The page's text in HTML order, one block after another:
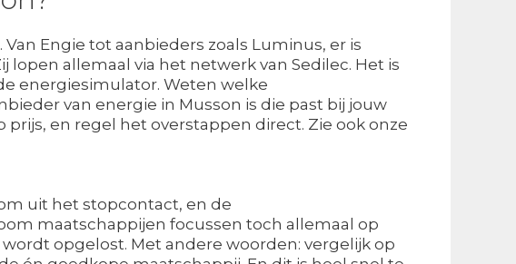
Engie tot aanbieders zoals Luminus, er is
lopen allemaal via het netwerk van Sedilec. Het is
energiesimulator. Weten welke
van energie in Musson is die past bij jouw
en regel het overstappen direct. Zie ook onze
uit het stopcontact, en de
maatschappijen focussen toch allemaal op
opgelost. Met andere woorden: vergelijk op